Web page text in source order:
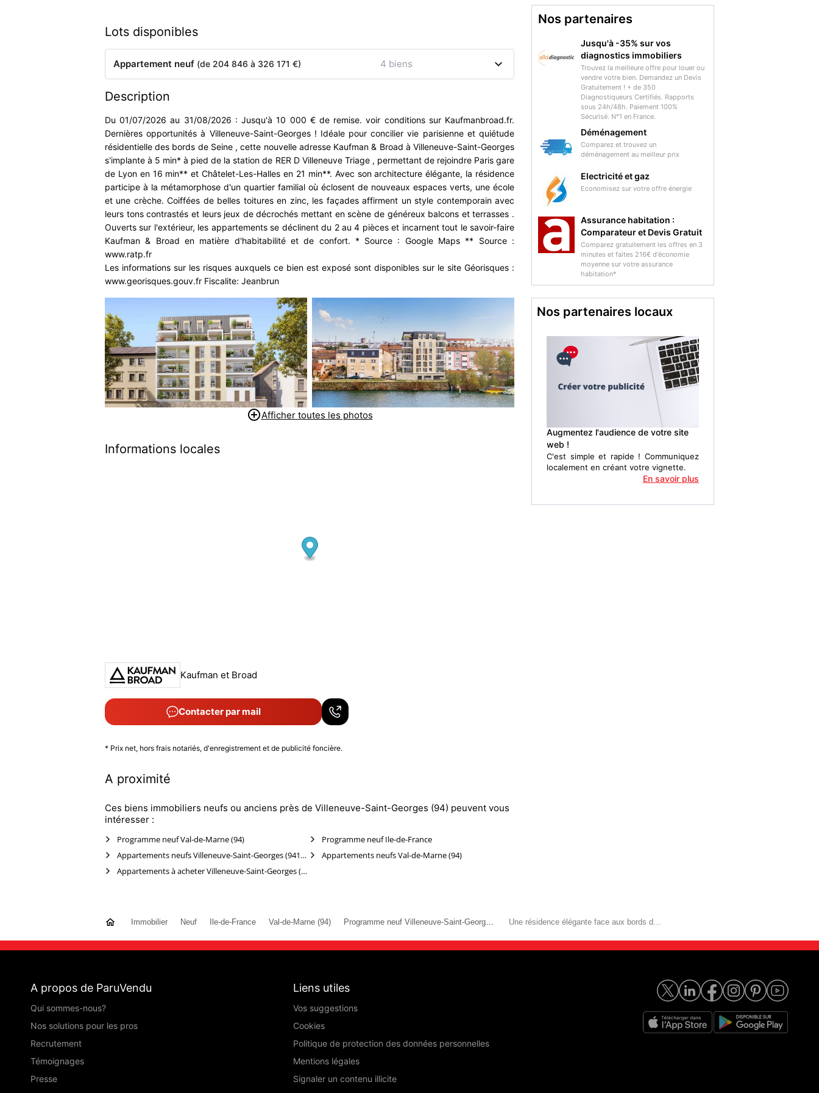
Lots disponibles
Appartement neuf (de 204 846 à 326 171 €) 4 biens expand_more
Description
Du 01/07/2026 au 31/08/2026 : Jusqu'à 10 000 € de remise. voir conditions sur Kaufmanbroad.fr.
Dernières opportunités à Villeneuve-Saint-Georges ! Idéale pour concilier vie parisienne et quiétude
résidentielle des bords de Seine , cette nouvelle adresse Kaufman & Broad à Villeneuve-Saint-Georges
s'implante à 5 min* à pied de la station de RER D Villeneuve Triage , permettant de rejoindre Paris gare
de Lyon en 16 min** et Châtelet-Les-Halles en 21 min**. Avec son architecture élégante, la résidence
participe à la métamorphose d'un quartier familial où éclosent de nouveaux espaces verts, une école
et une crèche. Coiffées de belles toitures en zinc, les façades affirment un style contemporain avec
leurs tons contrastés et leurs jeux de décrochés mettant en scène de généreux balcons et terrasses .
Ouverts sur l'extérieur, les appartements se déclinent du 2 au 4 pièces et incarnent tout le savoir-faire
Kaufman & Broad en matière d'habitabilité et de confort. * Source : Google Maps ** Source :
www.ratp.fr
Les informations sur les risques auxquels ce bien est exposé sont disponibles sur le site Géorisques :
www.georisques.gouv.fr Fiscalite: Jeanbrun
add_circle_outlineAfficher toutes les photos
Informations locales
Kaufman et Broad
Contacter par mail
* Prix net, hors frais notariés, d'enregistrement et de publicité foncière.
A proximité
Ces biens immobiliers neufs ou anciens près de Villeneuve-Saint-Georges (94) peuvent vous
intéresser :
Programme neuf Val-de-Marne (94)
Programme neuf Ile-de-France
Appartements neufs Villeneuve-Saint-Georges (94190)
Appartements neufs Val-de-Marne (94)
Appartements à acheter Villeneuve-Saint-Georges (94190)
Nos partenaires
Jusqu'à -35% sur vos
diagnostics immobiliers
Trouvez la meilleure offre pour louer ou
vendre votre bien. Demandez un Devis
Gratuitement ! + de 350
Diagnostiqueurs Certifiés. Rapports
sous 24h/48h. Paiement 100%
Sécurisé. N°1 en France.
Déménagement
Comparez et trouvez un
déménagement au meilleur prix
Electricité et gaz
Economisez sur votre offre énergie
Assurance habitation :
Comparateur et Devis Gratuit
Comparez gratuitement les offres en 3
minutes et faites 216€ d'économie
moyenne sur votre assurance
habitation*
Nos partenaires locaux
Augmentez l'audience de votre site
web !
C'est simple et rapide ! Communiquez
localement en créant votre vignette.
En savoir plus
Immobilier Neuf Ile-de-France Val-de-Marne (94)
A propos de ParuVendu
Qui sommes-nous?
Nos solutions pour les pros
Recrutement
Témoignages
Presse
Liens utiles
Vos suggestions
Cookies
Politique de protection des données personnelles
Mentions légales
Signaler un contenu illicite